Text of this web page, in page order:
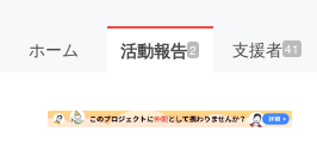
ホーム 活動報告2 支援者41